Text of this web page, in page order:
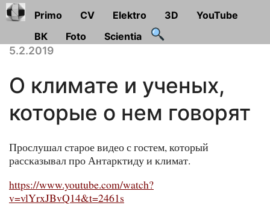
Primo CV Elektro 3D
YouTube
ВК
Foto Scientia
5.2.2019
О климате и ученых,
которые о нем говорят
Прослушал старое видео с гостем, который
рассказывал про Антарктиду и климат.
https://www.youtube.com/watch?
v=vlYrxJBvQ14&t=2461s